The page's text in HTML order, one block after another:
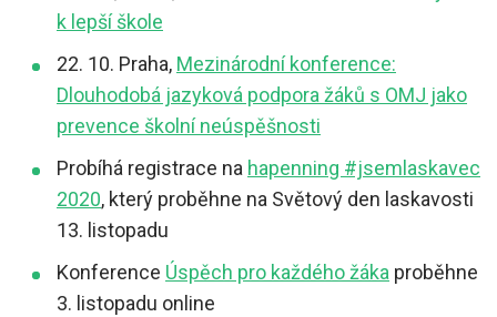
k lepší škole
22. 10. Praha, Mezinárodní konference:
Dlouhodobá jazyková podpora žáků s OMJ jako
prevence školní neúspěšnosti
Probíhá registrace na hapenning #jsemlaskavec
2020, který proběhne na Světový den laskavosti
13. listopadu
Konference Úspěch pro každého žáka proběhne
3. listopadu online